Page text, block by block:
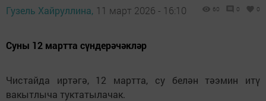
Гузель Хайруллина, 11 март 2026 - 16:10 60 0 0
Суны 12 мартта сүндерәчәкләр
Чистайда иртәгә, 12 мартта, су белән тәэмин итү
вакытлыча туктатылачак.